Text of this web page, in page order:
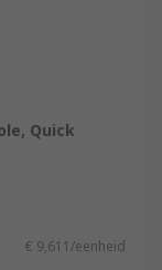
Quick
€ 9,611/eenheid